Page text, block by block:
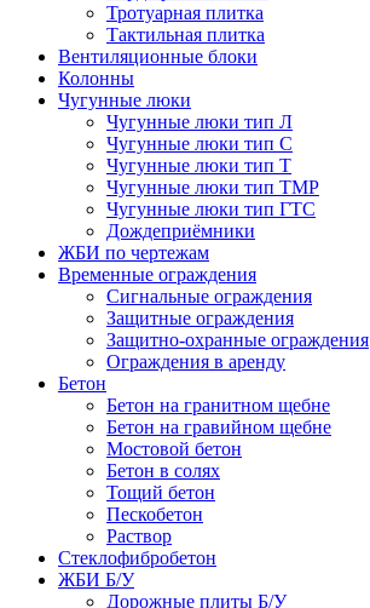
Тротуарная плитка
Тактильная плитка
Вентиляционные блоки
Колонны
Чугунные люки
Чугунные люки тип Л
Чугунные люки тип С
Чугунные люки тип Т
Чугунные люки тип ТМР
Чугунные люки тип ГТС
Дождеприёмники
ЖБИ по чертежам
Временные ограждения
Сигнальные ограждения
Защитные ограждения
Защитно-охранные ограждения
Ограждения в аренду
Бетон
Бетон на гранитном щебне
Бетон на гравийном щебне
Мостовой бетон
Бетон в солях
Тощий бетон
Пескобетон
Раствор
Стеклофибробетон
ЖБИ Б/У
Дорожные плиты Б/У